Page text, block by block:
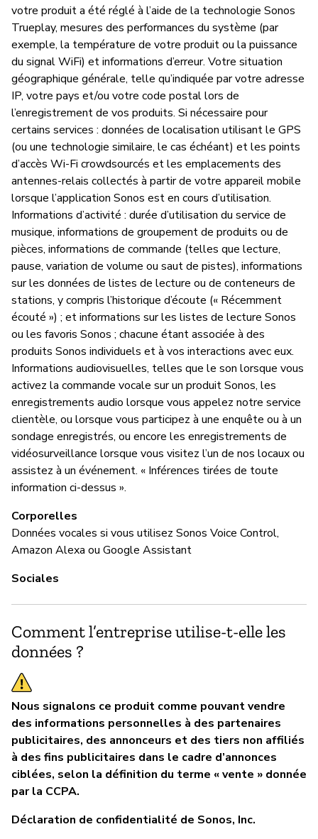
votre produit a été réglé à l’aide de la technologie Sonos
Trueplay, mesures des performances du système (par
exemple, la température de votre produit ou la puissance
du signal WiFi) et informations d’erreur. Votre situation
géographique générale, telle qu’indiquée par votre adresse
IP, votre pays et/ou votre code postal lors de
l’enregistrement de vos produits. Si nécessaire pour
certains services : données de localisation utilisant le GPS
(ou une technologie similaire, le cas échéant) et les points
d’accès Wi-Fi crowdsourcés et les emplacements des
antennes-relais collectés à partir de votre appareil mobile
lorsque l’application Sonos est en cours d’utilisation.
Informations d’activité : durée d’utilisation du service de
musique, informations de groupement de produits ou de
pièces, informations de commande (telles que lecture,
pause, variation de volume ou saut de pistes), informations
sur les données de listes de lecture ou de conteneurs de
stations, y compris l’historique d’écoute (« Récemment
écouté ») ; et informations sur les listes de lecture Sonos
ou les favoris Sonos ; chacune étant associée à des
produits Sonos individuels et à vos interactions avec eux.
Informations audiovisuelles, telles que le son lorsque vous
activez la commande vocale sur un produit Sonos, les
enregistrements audio lorsque vous appelez notre service
clientèle, ou lorsque vous participez à une enquête ou à un
sondage enregistrés, ou encore les enregistrements de
vidéosurveillance lorsque vous visitez l’un de nos locaux ou
assistez à un événement. « Inférences tirées de toute
information ci-dessus ».
Corporelles
Données vocales si vous utilisez Sonos Voice Control,
Amazon Alexa ou Google Assistant
Sociales
Comment l’entreprise utilise-t-elle les
données ?
Nous signalons ce produit comme pouvant vendre
des informations personnelles à des partenaires
publicitaires, des annonceurs et des tiers non affiliés
à des fins publicitaires dans le cadre d’annonces
ciblées, selon la définition du terme « vente » donnée
par la CCPA.
Déclaration de confidentialité de Sonos, Inc.